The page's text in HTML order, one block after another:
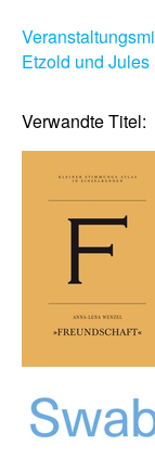
Etzold und
Verwandte Titel: